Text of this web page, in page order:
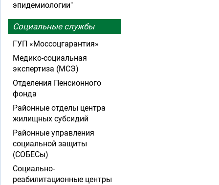
эпидемиологии"
Социальные службы
ГУП «Моссоцгарантия»
Медико-социальная
экспертиза (МСЭ)
Отделения Пенсионного
фонда
Районные отделы центра
жилищных субсидий
Районные управления
социальной защиты
(СОБЕСы)
Социально-
реабилитационные центры